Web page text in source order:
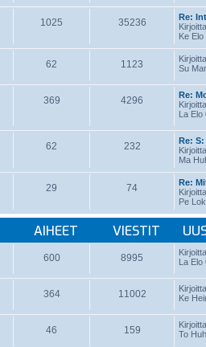
1025 35236
Re:
Ke
62 1123 Su
369 4296
Re:
La Elo
62 232
Re:
Ma
29 74
Re:
Pe
AIHEET VIESTIT
600 8995 La Elo
364 11002 Ke
46 159 To